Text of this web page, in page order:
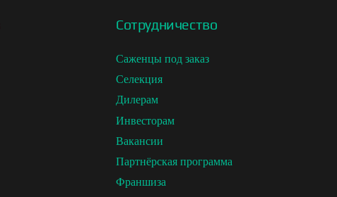
Сотрудничество
Саженцы под заказ
Селекция
Дилерам
Инвесторам
Вакансии
Партнёрская программа
Франшиза